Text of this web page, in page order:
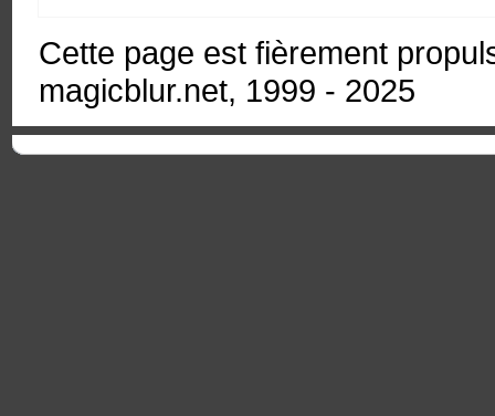
Cette page est fièrement
magicblur.net, 1999 - 2025